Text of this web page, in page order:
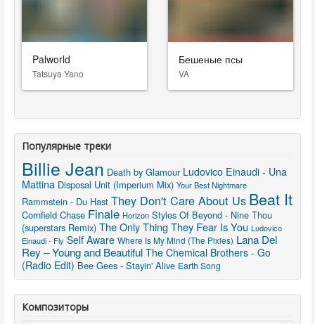
Palworld
Tatsuya Yano
Бешеные псы
VA
Популярные треки
Billie Jean Death by Glamour Ludovico Einaudi - Una
Mattina Disposal Unit (Imperium Mix) Your Best Nightmare
Rammstein - Du Hast They Don't Care About Us Beat It
Cornfield Chase Finale Horizon Styles Of Beyond - Nine Thou
(superstars Remix) The Only Thing They Fear Is You Ludovico
Einaudi - Fly Self Aware Where Is My Mind (The Pixies) Lana Del
Rey – Young and Beautiful The Chemical Brothers - Go
(Radio Edit) Bee Gees - Stayin' Alive Earth Song
Композиторы